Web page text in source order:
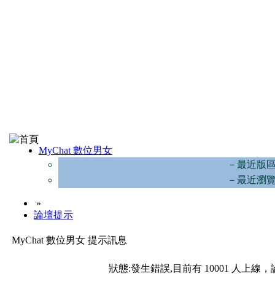
MyChat 數位男女
－最近版
－最近瀏
»
論壇提示
MyChat 數位男女 提示訊息
狀態:發生錯誤,目前有 10001 人上線